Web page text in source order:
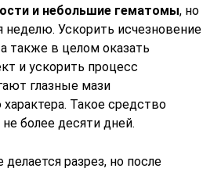
и небольшие гематомы, но
неделю. Ускорить исчезновение
также в целом оказать
и ускорить процесс
глазные мази
характера. Такое средство
более десяти дней.
разрез, но после